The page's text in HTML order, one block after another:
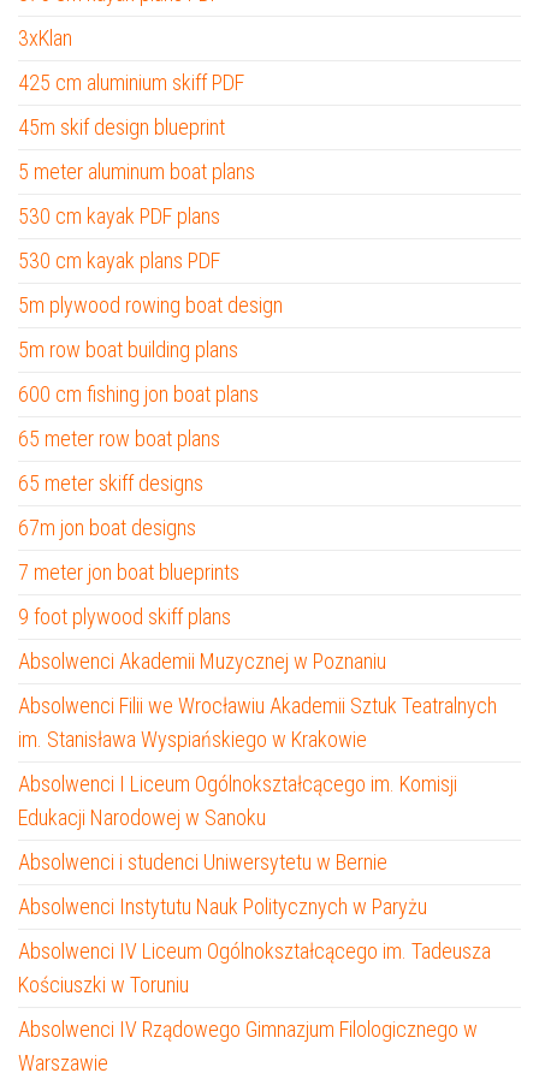
3xKlan
425 cm aluminium skiff PDF
45m skif design blueprint
5 meter aluminum boat plans
530 cm kayak PDF plans
530 cm kayak plans PDF
5m plywood rowing boat design
5m row boat building plans
600 cm fishing jon boat plans
65 meter row boat plans
65 meter skiff designs
67m jon boat designs
7 meter jon boat blueprints
9 foot plywood skiff plans
Absolwenci Akademii Muzycznej w Poznaniu
Absolwenci Filii we Wrocławiu Akademii Sztuk Teatralnych
im. Stanisława Wyspiańskiego w Krakowie
Absolwenci I Liceum Ogólnokształcącego im. Komisji
Edukacji Narodowej w Sanoku
Absolwenci i studenci Uniwersytetu w Bernie
Absolwenci Instytutu Nauk Politycznych w Paryżu
Absolwenci IV Liceum Ogólnokształcącego im. Tadeusza
Kościuszki w Toruniu
Absolwenci IV Rządowego Gimnazjum Filologicznego w
Warszawie